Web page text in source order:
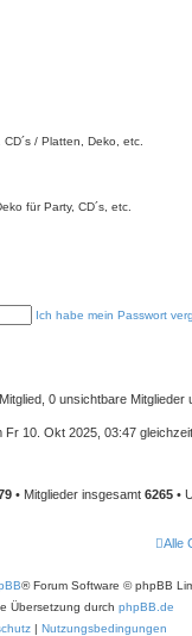
/ Platten, Deko, etc.
für Party, CD´s, etc.
Ich habe mein Passwort
0 unsichtbare
Fr 10. Okt 2025, 03:47
• Mitglieder insgesamt 6265 •
Alle
® Forum Software © phpBB
Übersetzung durch phpBB.de
| Nutzungsbedingungen